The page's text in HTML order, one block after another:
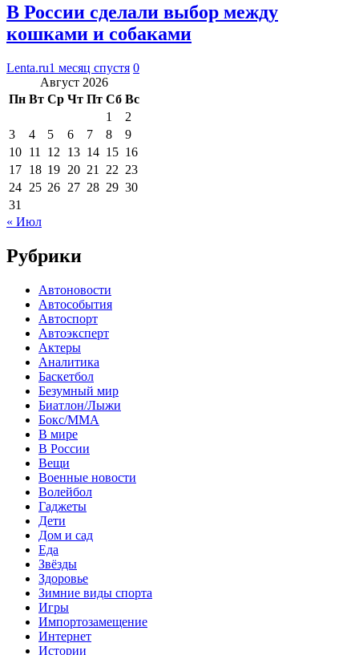
В России сделали выбор между
кошками и собаками
Lenta.ru1 месяц спустя 0
Август 2026
Пн Вт Ср Чт Пт Сб Вс
1
2
3
4 5 6 7 8
9
10 11 12 13 14 15 16
17 18 19 20 21 22 23
24 25 26 27 28 29 30
31
« Июл
Рубрики
Автоновости
Автособытия
Автоспорт
Автоэксперт
Актеры
Аналитика
Баскетбол
Безумный мир
Биатлон/Лыжи
Бокс/MMA
В мире
В России
Вещи
Военные новости
Волейбол
Гаджеты
Дети
Дом и сад
Еда
Звёзды
Здоровье
Зимние виды спорта
Игры
Импортозамещение
Интернет
Истории